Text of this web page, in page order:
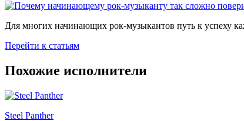
Для многих начинающих рок-музыкантов путь к успеху
Перейти к статьям
Похожие исполнители
Steel Panther